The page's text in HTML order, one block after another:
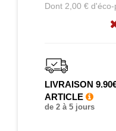
Dont 2,00 €
LIVRAISON
ARTICLE
de 2 à 5 jours